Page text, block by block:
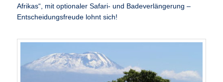
Afrikas“, mit optionaler Safari- und Badeverlängerung –
Entscheidungsfreude lohnt sich!